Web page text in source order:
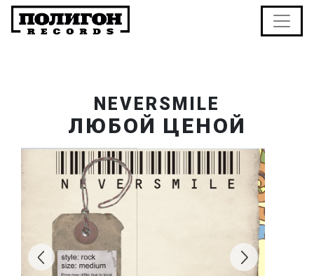
NEVERSMILE
ЛЮБОЙ ЦЕНОЙ